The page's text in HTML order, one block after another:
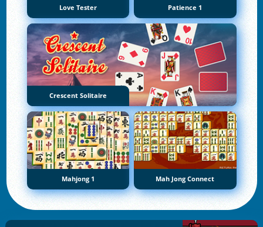
Love Tester Patience 1
Crescent Solitaire
Mahjong 1 Mah Jong Connect